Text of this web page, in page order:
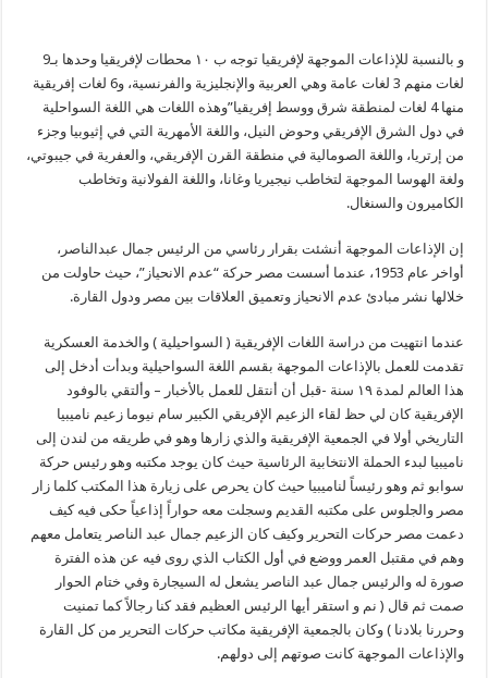
و بالنسبة للإذاعات الموجهة لإفريقيا توجه ب ١٠ محطات لإفريقيا وحدها بـ9
لغات منهم 3 لغات عامة وهي العربية والإنجليزية والفرنسية، و6 لغات إفريقية
منها 4 لغات لمنطقة شرق ووسط إفريقيا”وهذه اللغات هي اللغة السواحلية
في دول الشرق الإفريقي وحوض النيل، واللغة الأمهرية التي في إثيوبيا وجزء
من إرتريا، واللغة الصومالية في منطقة القرن الإفريقي، والعفرية في جيبوتي،
ولغة الهوسا الموجهة لتخاطب نيجيريا وغانا، واللغة الفولانية وتخاطب
الكاميرون والسنغال.
إن الإذاعات الموجهة أنشئت بقرار رئاسي من الرئيس جمال عبدالناصر،
أواخر عام 1953، عندما أسست مصر حركة “عدم الانحياز”، حيث حاولت من
خلالها نشر مبادئ عدم الانحياز وتعميق العلاقات بين مصر ودول القارة.
عندما انتهيت من دراسة اللغات الإفريقية ( السواحيلية ) والخدمة العسكرية
تقدمت للعمل بالإذاعات الموجهة بقسم اللغة السواحيلية وبدأت أدخل إلى
هذا العالم لمدة ١٩ سنة -قبل أن أنتقل للعمل بالأخبار – وألتقي بالوفود
الإفريقية كان لي حظ لقاء الزعيم الإفريقي الكبير سام نيوما زعيم ناميبيا
التاريخي أولا في الجمعية الإفريقية والذي زارها وهو في طريقه من لندن إلى
ناميبيا لبدء الحملة الانتخابية الرئاسية حيث كان يوجد مكتبه وهو رئيس حركة
سوابو ثم وهو رئيساً لناميبيا حيث كان يحرص على زيارة هذا المكتب كلما زار
مصر والجلوس على مكتبه القديم وسجلت معه حواراً إذاعياً حكى فيه كيف
دعمت مصر حركات التحرير وكيف كان الزعيم جمال عبد الناصر يتعامل معهم
وهم في مقتبل العمر ووضع في أول الكتاب الذي روى فيه عن هذه الفترة
صورة له والرئيس جمال عبد الناصر يشعل له السيجارة وفي ختام الحوار
صمت ثم قال ( نم و استقر أيها الرئيس العظيم فقد كنا رجالاً كما تمنيت
وحررنا بلادنا ) وكان بالجمعية الإفريقية مكاتب حركات التحرير من كل القارة
والإذاعات الموجهة كانت صوتهم إلى دولهم.